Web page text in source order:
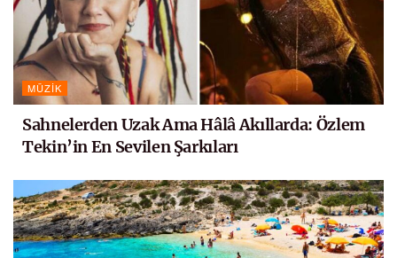
MÜZIK
Sahnelerden Uzak Ama Hâlâ Akıllarda: Özlem
Tekin’in En Sevilen Şarkıları